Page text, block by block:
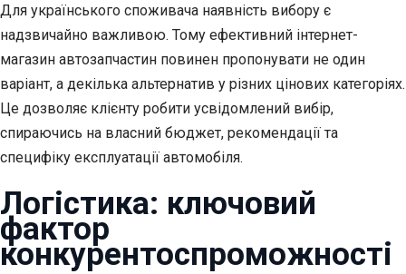
Для українського споживача наявність вибору є
надзвичайно важливою. Тому ефективний інтернет-
магазин автозапчастин повинен пропонувати не один
варіант, а декілька альтернатив у різних цінових категоріях.
Це дозволяє клієнту робити усвідомлений вибір,
спираючись на власний бюджет, рекомендації та
специфіку експлуатації автомобіля.
Логістика: ключовий
фактор
конкурентоспроможності